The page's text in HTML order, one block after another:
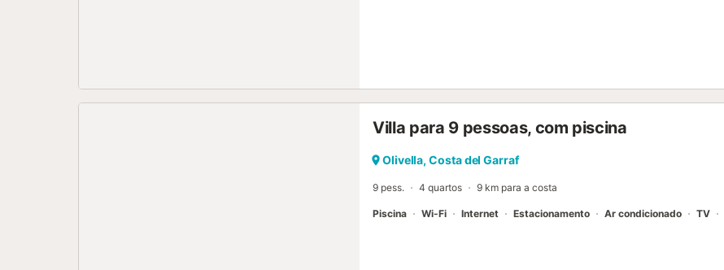
Villa para 9 pessoas, com piscina
Olivella, Costa del Garraf
9 pess. 4 quartos 9 km para a costa
Piscina Wi-Fi Internet Estacionamento Ar condicionado TV